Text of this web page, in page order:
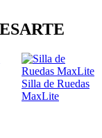
Silla de Ruedas
MaxLite